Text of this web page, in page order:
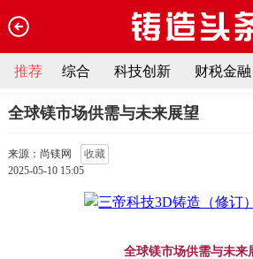
推荐 综合 科技创新 财税金融
全球镁市场供需与未来展望
来源：尚镁网
收藏
2025-05-10 15:05
全球镁市场供需与未来